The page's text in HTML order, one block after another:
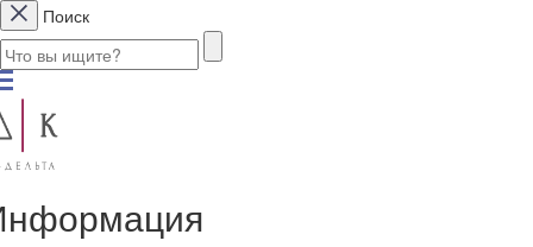
Поиск